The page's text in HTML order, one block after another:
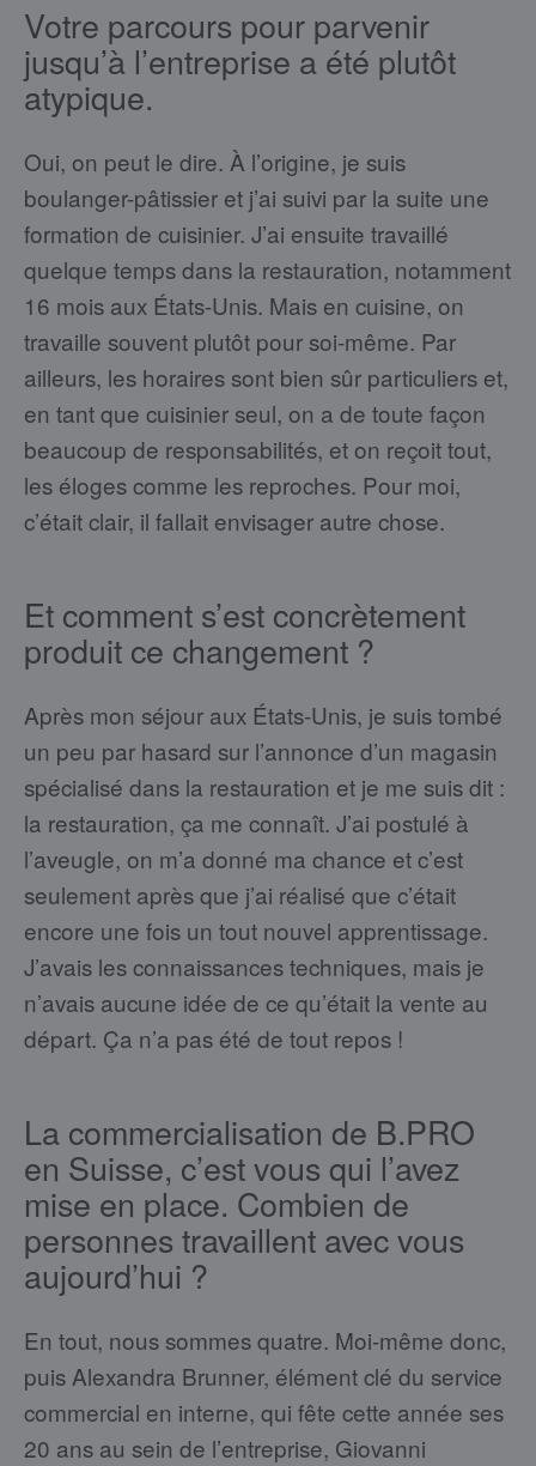
Votre parcours pour parvenir
jusqu’à l’entreprise a été plutôt
atypique.
Oui, on peut le dire. À l’origine, je suis
boulanger-pâtissier et j’ai suivi par la suite une
formation de cuisinier. J’ai ensuite travaillé
quelque temps dans la restauration, notamment
16 mois aux États-Unis. Mais en cuisine, on
travaille souvent plutôt pour soi-même. Par
ailleurs, les horaires sont bien sûr particuliers et,
en tant que cuisinier seul, on a de toute façon
beaucoup de responsabilités, et on reçoit tout,
les éloges comme les reproches. Pour moi,
c’était clair, il fallait envisager autre chose.
Et comment s’est concrètement
produit ce changement ?
Après mon séjour aux États-Unis, je suis tombé
un peu par hasard sur l’annonce d’un magasin
spécialisé dans la restauration et je me suis dit :
la restauration, ça me connaît. J’ai postulé à
l’aveugle, on m’a donné ma chance et c’est
seulement après que j’ai réalisé que c’était
encore une fois un tout nouvel apprentissage.
J’avais les connaissances techniques, mais je
n’avais aucune idée de ce qu’était la vente au
départ. Ça n’a pas été de tout repos !
La commercialisation de B.PRO
en Suisse, c’est vous qui l’avez
mise en place. Combien de
personnes travaillent avec vous
aujourd’hui ?
En tout, nous sommes quatre. Moi-même donc,
puis Alexandra Brunner, élément clé du service
commercial en interne, qui fête cette année ses
20 ans au sein de l’entreprise, Giovanni